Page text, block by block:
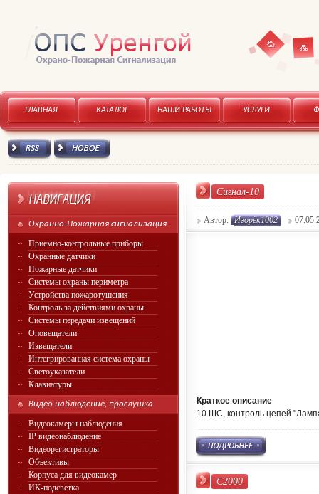
сайта
ГЛАВНАЯ КАТАЛОГ НАШИ РАБОТЫ УСЛУГИ
RSS канал Новое
Охранно-Пожарная сигнализация
Приемно-контрольные приборы
Охранные датчики
Пожарные датчики
Системы охраны периметра
Устройства пожаротушения
Контроль за действиями охраны
Системы передачи извещений
Оповещатели
Извещатели
Интегрированная система охраны
Светоуказатели
Клавиатуры
Видео наблюдение, прослушка
Видеокамеры наблюдения
IP видеонаблюдение
Видеорегистраторы
Объективы
Корпуса для видеокамер
ИК-подсветка
Сигнал-10
Автор: Игорёк1002
Краткое описание
10 ШС, контроль цепей
С2000